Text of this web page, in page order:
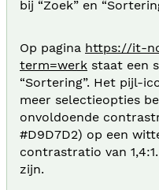
bij “Zoek” en
Op pagina https://it-
term=werk staat een
“Sortering”. Het pijl-
meer selectieopties
onvoldoende
#D9D7D2) op een
contrastratio van
zijn.